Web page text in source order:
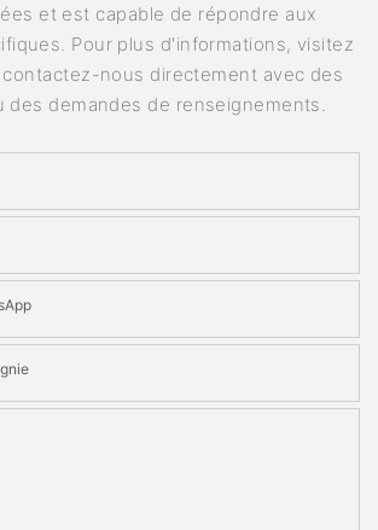
et est capable de répondre aux
Pour plus d'informations, visitez
contactez-nous directement avec des
des demandes de renseignements.